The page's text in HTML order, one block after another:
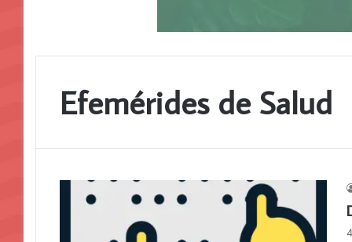
Efemérides de Salud